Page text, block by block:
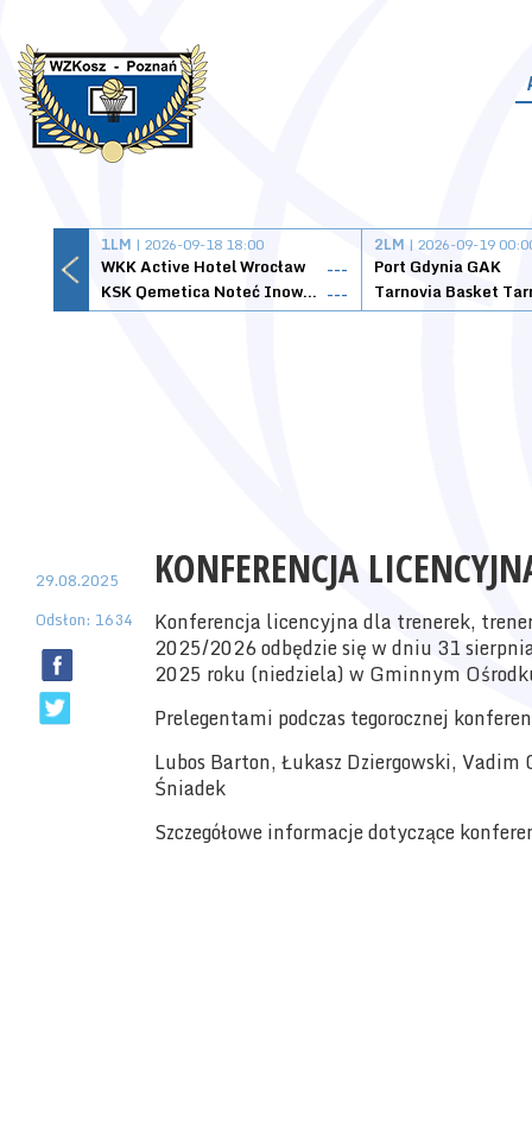
1LM | 2026-09-18 18:00
WKK Active Hotel Wrocław
---
KSK Qemetica Noteć Inowrocław ---
2LM | 2026-09-19
Port Gdynia GAK
29.08.2025
Odsłon: 1634
KONFERENCJA
Konferencja licencyjna dla trenerek,
2025/2026 odbędzie się w dniu 31
2025 roku (niedziela) w Gminnym
Prelegentami podczas tegorocznej
Lubos Barton, Łukasz Dziergowski, Vadim
Śniadek
Szczegółowe informacje dotyczące